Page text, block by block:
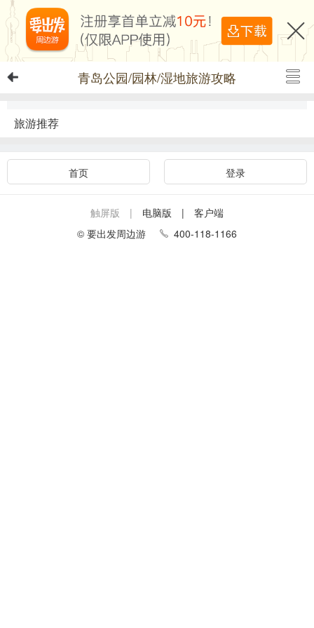
青岛公园/园林/湿地旅游攻略
旅游推荐
首页 登录
触屏版 | 电脑版 | 客户端
© 要出发周边游
400-118-1166